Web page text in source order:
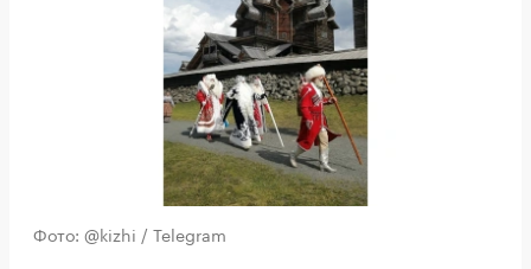
Фото: @kizhi / Telegram